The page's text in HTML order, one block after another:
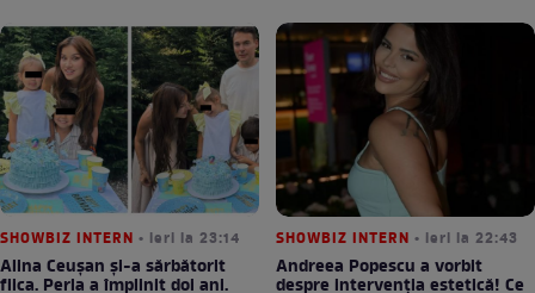
SHOWBIZ INTERN • ieri la 23:14
Alina Ceușan și-a sărbătorit
fiica. Perla a împlinit doi ani.
SHOWBIZ INTERN • ieri la 22:43
Andreea Popescu a vorbit
despre intervenția estetică! Ce